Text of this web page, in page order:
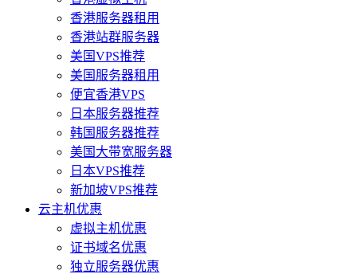
香港服务器租用
香港站群服务器
美国VPS推荐
美国服务器租用
便宜香港VPS
日本服务器推荐
韩国服务器推荐
美国大带宽服务器
日本VPS推荐
新加坡VPS推荐
云主机优惠
虚拟主机优惠
证书域名优惠
独立服务器优惠